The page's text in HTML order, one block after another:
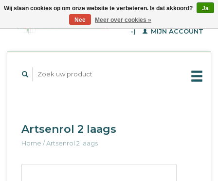
WINKELWAGEN (€--,-
-)
MIJN ACCOUNT
Artsenrol 2 laags
Home /Artsenrol 2 laags
Wij slaan cookies op om onze website te verbeteren. Is dat akkoord?
Ja
Nee
Meer over cookies »